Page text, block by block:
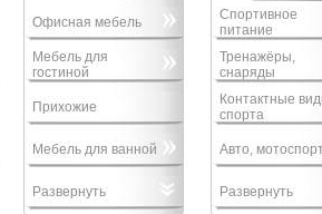
Офисная мебель
Мебель для
гостиной
Прихожие
Мебель для ванной
Развернуть
Спортивное
питание
Тренажёры,
снаряды
Контактные
спорта
Авто,
Развернуть